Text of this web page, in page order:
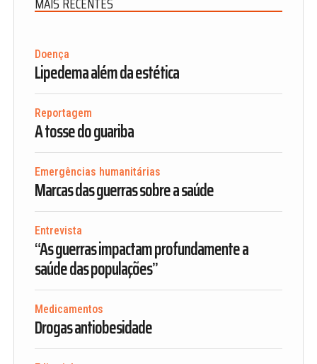
Doença
Lipedema além da estética
Reportagem
A tosse do guariba
Emergências humanitárias
Marcas das guerras sobre a saúde
Entrevista
“As guerras impactam profundamente a
saúde das populações”
Medicamentos
Drogas antiobesidade